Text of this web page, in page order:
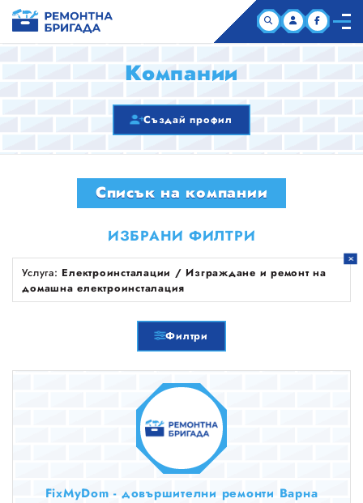
КОМПАНИИ
ЗА НАС
Компании
Създай профил
Списък на компании
ИЗБРАНИ ФИЛТРИ
Услуга: Електроинсталации / Изграждане и ремонт на
домашна електроинсталация
Филтри
FixMyDom - довършителни ремонти Варна